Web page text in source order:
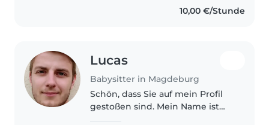
10,00 €/Stunde
Lucas
Babysitter in Magdeburg
Schön, dass Sie auf mein Profil
gestoßen sind. Mein Name ist